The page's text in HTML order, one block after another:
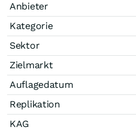
Anbieter
Kategorie
Sektor
Zielmarkt
Auflagedatum
Replikation
KAG